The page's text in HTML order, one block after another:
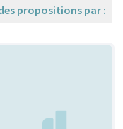
propositions par :